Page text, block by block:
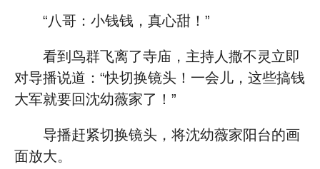
“八哥：小钱钱，真心甜！”
看到鸟群飞离了寺庙，主持人撒不灵立即
对导播说道：“快切换镜头！一会儿，这些搞钱
大军就要回沈幼薇家了！”
导播赶紧切换镜头，将沈幼薇家阳台的画
面放大。